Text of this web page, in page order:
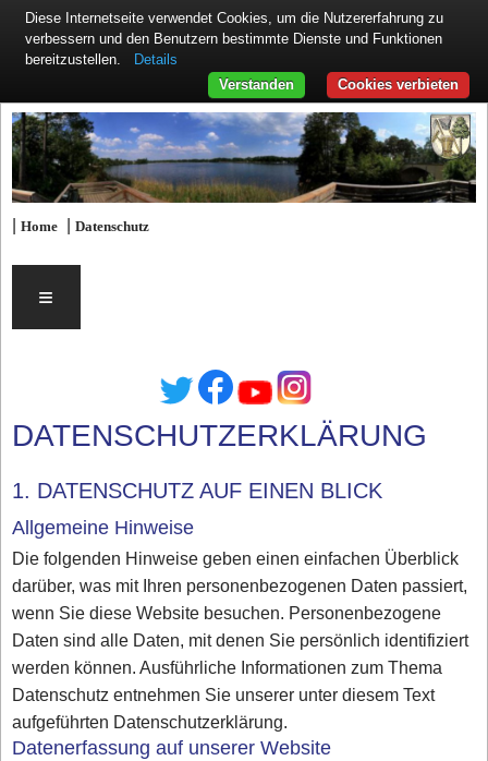
|Home |Datenschutz
≡
DATENSCHUTZERKLÄRUNG
1. DATENSCHUTZ AUF EINEN BLICK
Allgemeine Hinweise
Die folgenden Hinweise geben einen einfachen Überblick
darüber, was mit Ihren personenbezogenen Daten passiert,
wenn Sie diese Website besuchen. Personenbezogene
Daten sind alle Daten, mit denen Sie persönlich identifiziert
werden können. Ausführliche Informationen zum Thema
Datenschutz entnehmen Sie unserer unter diesem Text
aufgeführten Datenschutzerklärung.
Datenerfassung auf unserer Website
Diese Internetseite verwendet Cookies, um die Nutzererfahrung zu
verbessern und den Benutzern bestimmte Dienste und Funktionen
bereitzustellen.
Details
Cookies verbieten
Verstanden